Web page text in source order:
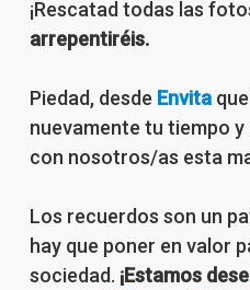
¡Rescatad todas las
arrepentiréis.
Piedad, desde Envita
nuevamente tu tiempo
con nosotros/as esta
Los recuerdos son un
hay que poner en valor
sociedad. ¡Estamos